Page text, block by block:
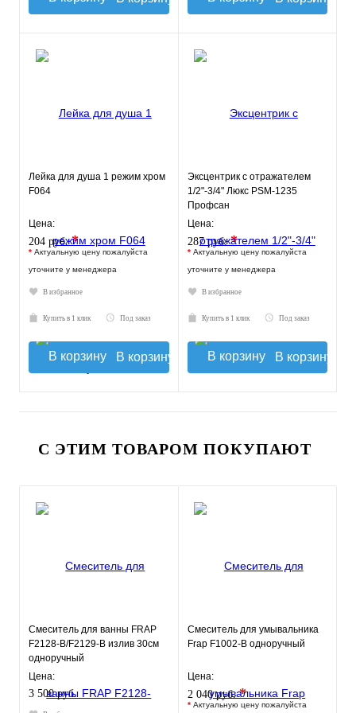
Лейка для душа 1 режим хром
F064
Цена:
204 руб.*
* Актуальную цену пожалуйста
уточните у менеджера
В избранное
Купить в 1 клик Под заказ
В корзину
Эксцентрик с отражателем
1/2"-3/4" Люкс PSM-1235
Профсан
Цена:
287 руб.*
* Актуальную цену пожалуйста
уточните у менеджера
В избранное
Купить в 1 клик Под заказ
В корзину
С ЭТИМ ТОВАРОМ ПОКУПАЮТ
Смеситель для ванны FRAP
F2128-B/F2129-B излив 30см
одноручный
Цена:
3 500 руб.
Смеситель для умывальника
Frap F1002-B одноручный
Цена:
2 040 руб.*
* Актуальную цену пожалуйста